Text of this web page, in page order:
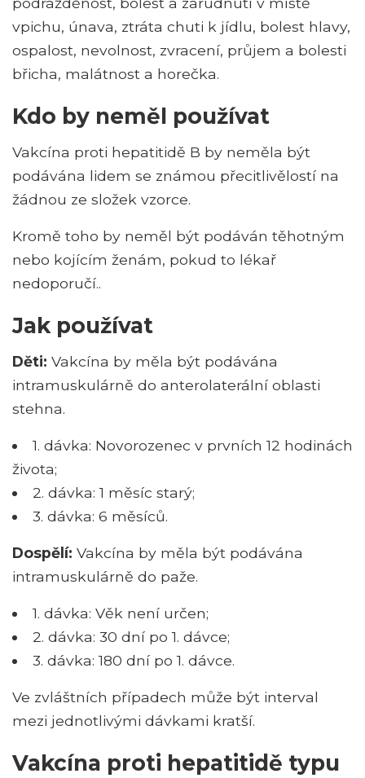
vpichu, únava, ztráta chuti k jídlu, bolest hlavy,
ospalost, nevolnost, zvracení, průjem a bolesti
břicha, malátnost a horečka.
Kdo by neměl používat
Vakcína proti hepatitidě B by neměla být
podávána lidem se známou přecitlivělostí na
žádnou ze složek vzorce.
Kromě toho by neměl být podáván těhotným
nebo kojícím ženám, pokud to lékař
nedoporučí..
Jak používat
Děti: Vakcína by měla být podávána
intramuskulárně do anterolaterální oblasti
stehna.
1. dávka: Novorozenec v prvních 12 hodinách
života;
2. dávka: 1 měsíc starý;
3. dávka: 6 měsíců.
Dospělí: Vakcína by měla být podávána
intramuskulárně do paže.
1. dávka: Věk není určen;
2. dávka: 30 dní po 1. dávce;
3. dávka: 180 dní po 1. dávce.
Ve zvláštních případech může být interval
mezi jednotlivými dávkami kratší.
Vakcína proti hepatitidě typu